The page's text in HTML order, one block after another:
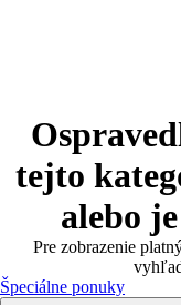
tejto
alebo
Pre zobrazenie
Špeciálne ponuky